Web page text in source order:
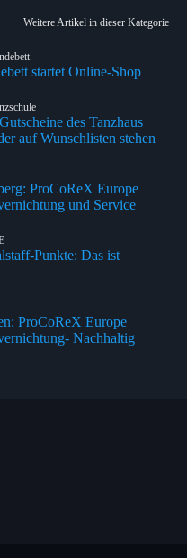
Weitere Artikel in dieser Kategorie
startet Online-Shop
des Tanzhaus
auf Wunschlisten stehen
ProCoReX Europe
und Service
Punkte: Das ist
ProCoReX Europe
Nachhaltig